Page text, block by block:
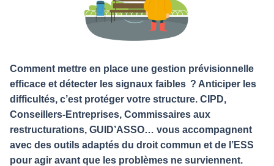
Comment mettre en place une gestion prévisionnelle
efficace et détecter les signaux faibles ? Anticiper les
difficultés, c’est protéger votre structure. CIPD,
Conseillers-Entreprises, Commissaires aux
restructurations, GUID’ASSO… vous accompagnent
avec des outils adaptés du droit commun et de l’ESS
pour agir avant que les problèmes ne surviennent.